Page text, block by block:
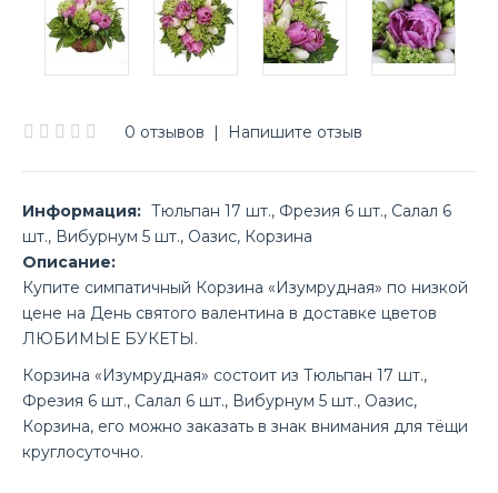
0 отзывов | Напишите отзыв
Информация: Тюльпан 17 шт., Фрезия 6 шт., Салал 6
шт., Вибурнум 5 шт., Оазис, Корзина
Описание:
Купите симпатичный Корзина «Изумрудная» по низкой
цене на День святого валентина в доставке цветов
ЛЮБИМЫЕ БУКЕТЫ.
Корзина «Изумрудная» состоит из Тюльпан 17 шт.,
Фрезия 6 шт., Салал 6 шт., Вибурнум 5 шт., Оазис,
Корзина, его можно заказать в знак внимания для тёщи
круглосуточно.